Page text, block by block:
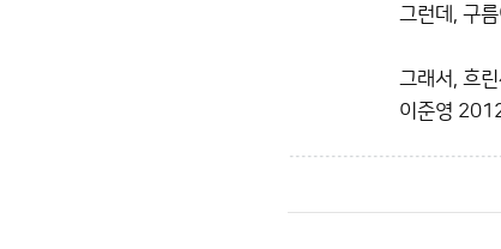
그런데, 구
그래서, 흐
이준영